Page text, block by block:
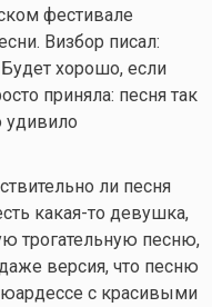
фестивале
Визбор писал:
хорошо, если
приняла: песня так
удивило
ли песня
какая-то девушка,
трогательную песню,
версия, что песню
с красивыми